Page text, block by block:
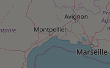
Complément
alimentaire
emprunteur
électroménager -
Mutuelle